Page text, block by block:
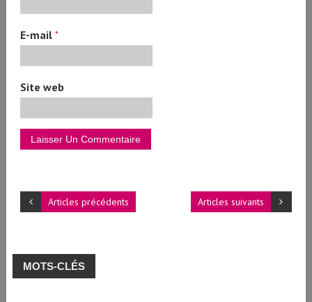
E-mail*
Site web
Articles suivants
Articles précédents
MOTS-CLÉS